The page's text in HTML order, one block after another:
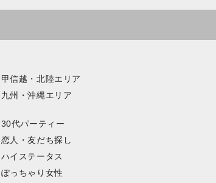
甲信越・北陸エリア
九州・沖縄エリア
30代パーティー
恋人・友だち探し
ハイステータス
ぽっちゃり女性